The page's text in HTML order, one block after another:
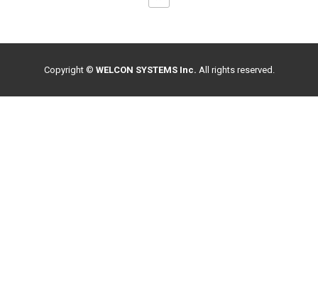
Copyright © WELCON SYSTEMS Inc. All rights reserved.